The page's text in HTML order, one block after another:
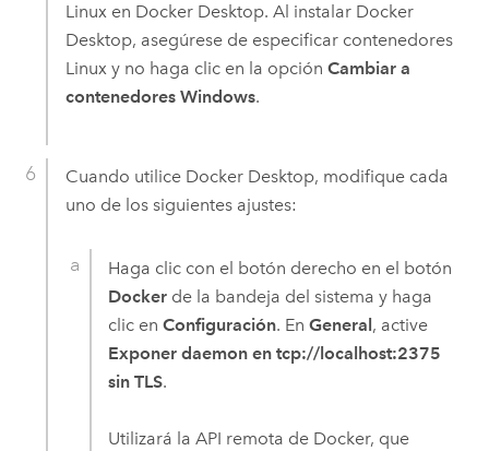
Linuxen Docker Desktop. Al instalar Docker
Desktop, asegúrese de especificar contenedores
Linuxy no haga clic en la opción Cambiar a
contenedores Windows.
Cuando utilice Docker Desktop, modifique cada
uno de los siguientes ajustes:
Haga clic con el botón derecho en el botón
Docker de la bandeja del sistema y haga
clic enConfiguración. EnGeneral, active
Exponer daemon en tcp://localhost:2375
sin TLS.
Utilizará la API remota de Docker, que